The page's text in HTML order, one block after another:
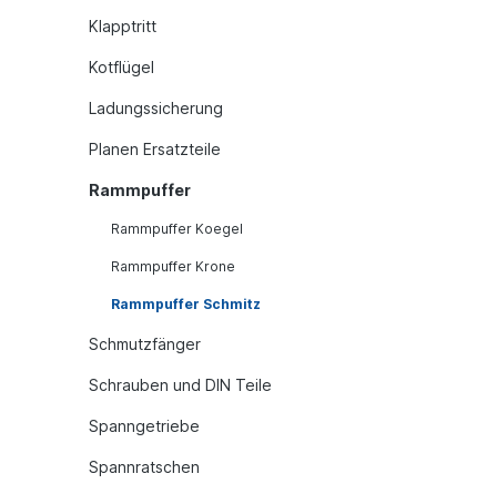
Klapptritt
Kotflügel
Ladungssicherung
Planen Ersatzteile
Rammpuffer
Rammpuffer Koegel
Rammpuffer Krone
Rammpuffer Schmitz
Schmutzfänger
Schrauben und DIN Teile
Spanngetriebe
Spannratschen